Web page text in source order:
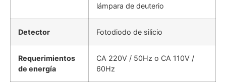
lámpara de deuterio
Detector Fotodiodo de silicio
Requerimientos
de energía
CA 220V / 50Hz o CA 110V /
60Hz